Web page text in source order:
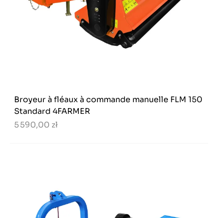
Broyeur à fléaux à commande manuelle FLM 150
Standard 4FARMER
5 590,00 zł